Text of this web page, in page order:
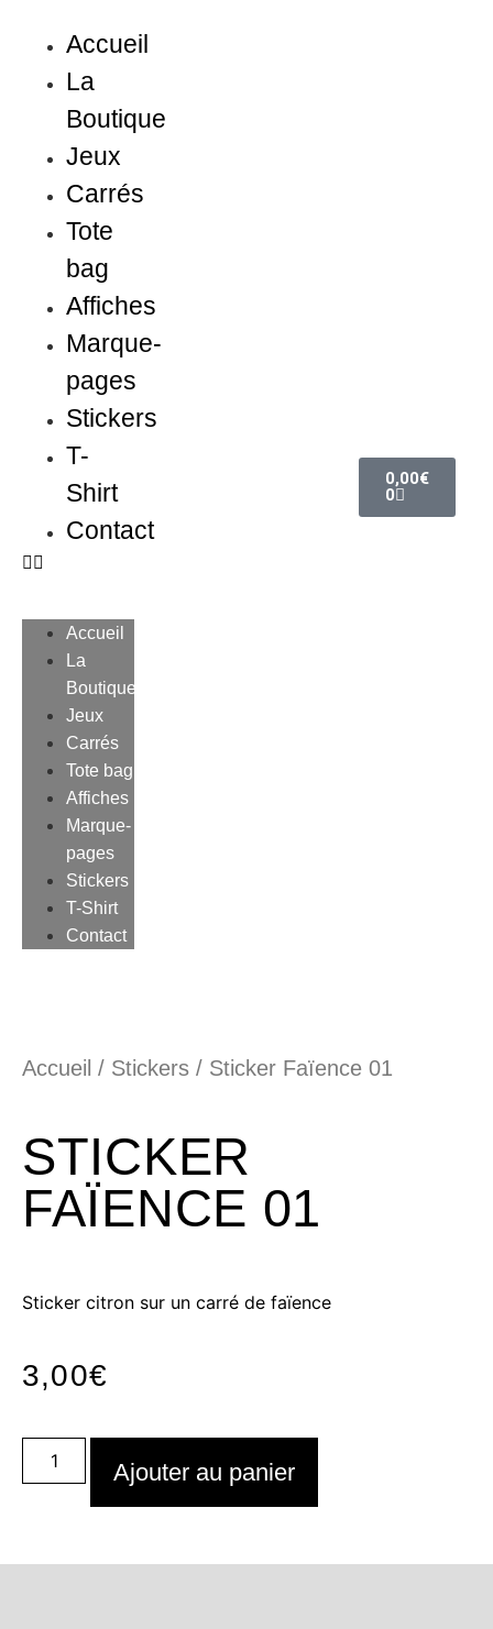
Accueil
La
Boutique
Jeux
Carrés
Tote
bag
Affiches
Marque-
pages
Stickers
T-
Shirt
Contact
Accueil
La
Boutique
Jeux
Carrés
Tote bag
Affiches
Marque-
pages
Stickers
T-Shirt
Contact
0,00€
0
Accueil / Stickers / Sticker Faïence 01
STICKER
FAÏENCE 01
Sticker citron sur un carré de faïence
3,00€
Ajouter au panier